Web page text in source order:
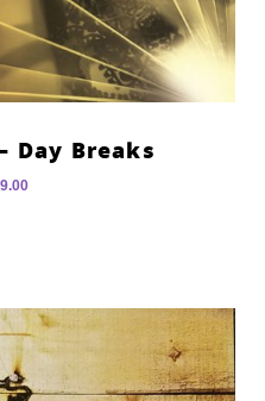
Day Breaks